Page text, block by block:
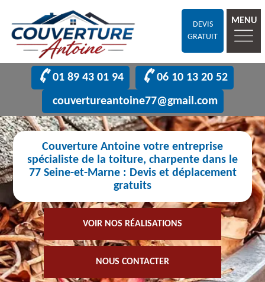
DEVIS
GRATUIT
MENU
01 89 43 01 94
06 10 13 20 52
couvertureantoine77@gmail.com
Couverture Antoine votre entreprise
spécialiste de la toiture, charpente dans le
77 Seine-et-Marne : Devis et déplacement
gratuits
VOIR NOS RÉALISATIONS
NOUS CONTACTER